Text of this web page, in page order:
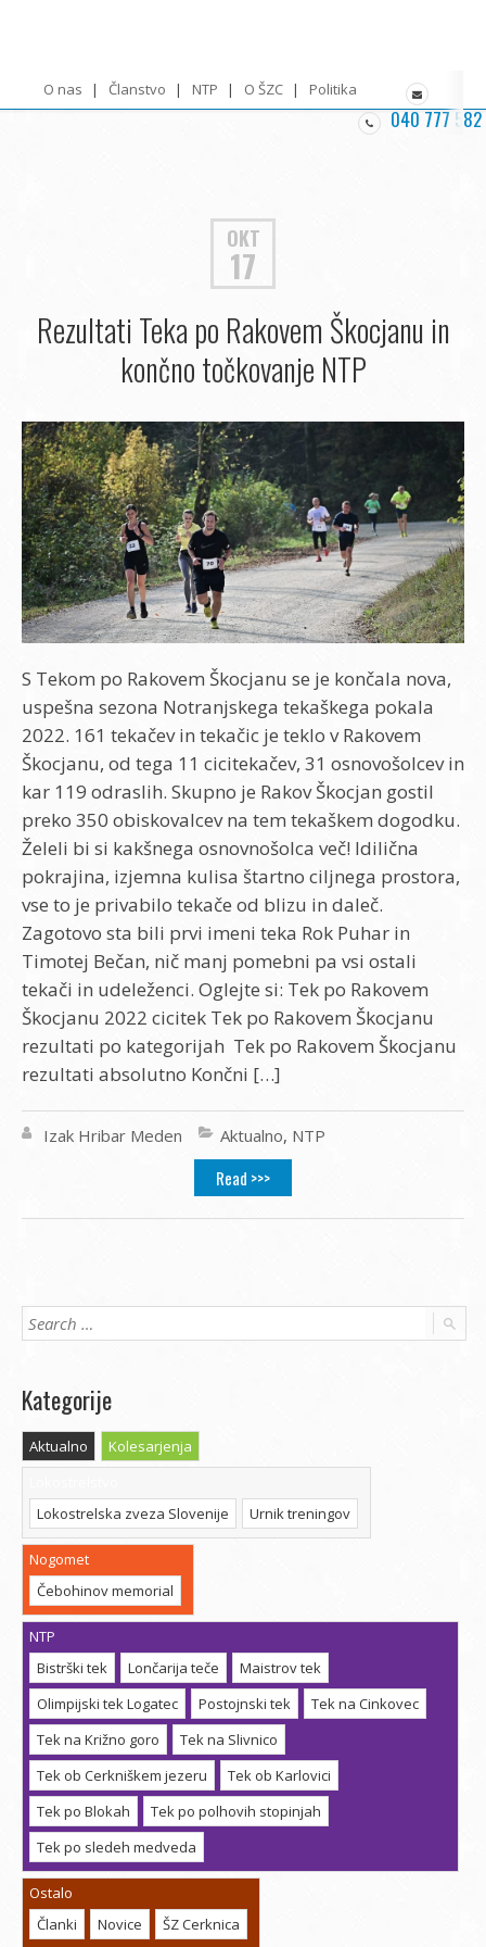
O nas Članstvo NTP O ŠZC Politika zasebnosti
040 777 582
OKT
17
Rezultati Teka po Rakovem Škocjanu in
končno točkovanje NTP
S Tekom po Rakovem Škocjanu se je končala nova,
uspešna sezona Notranjskega tekaškega pokala
2022. 161 tekačev in tekačic je teklo v Rakovem
Škocjanu, od tega 11 cicitekačev, 31 osnovošolcev in
kar 119 odraslih. Skupno je Rakov Škocjan gostil
preko 350 obiskovalcev na tem tekaškem dogodku.
Želeli bi si kakšnega osnovnošolca več! Idilična
pokrajina, izjemna kulisa štartno ciljnega prostora,
vse to je privabilo tekače od blizu in daleč.
Zagotovo sta bili prvi imeni teka Rok Puhar in
Timotej Bečan, nič manj pomebni pa vsi ostali
tekači in udeleženci. Oglejte si: Tek po Rakovem
Škocjanu 2022 cicitek Tek po Rakovem Škocjanu
rezultati po kategorijah Tek po Rakovem Škocjanu
rezultati absolutno Končni […]
Izak Hribar Meden Aktualno, NTP
Read >>>
Kategorije
Aktualno
Kolesarjenja
Lokostrelska zveza Slovenije
Urnik treningov
Nogomet
Čebohinov memorial
NTP
Bistrški tek
Lončarija teče
Maistrov tek
Olimpijski tek Logatec
Postojnski tek
Tek na Cinkovec
Tek na Križno goro
Tek na Slivnico
Tek ob Cerkniškem jezeru
Tek ob Karlovici
Tek po Blokah
Tek po polhovih stopinjah
Tek po sledeh medveda
Ostalo
Članki
Novice ŠZ Cerknica